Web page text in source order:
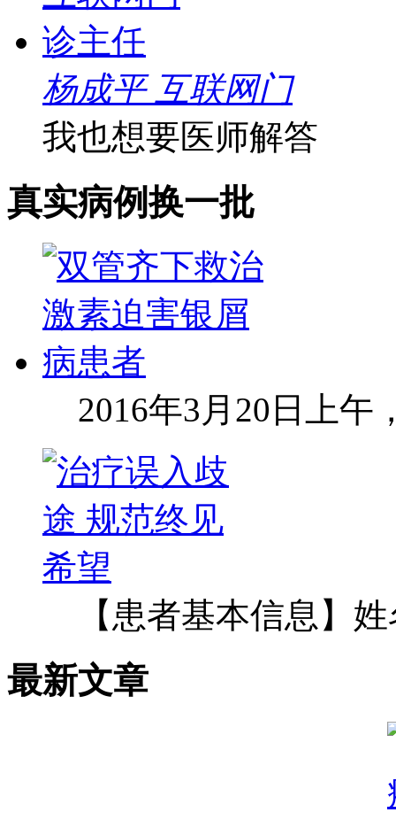
杨成平 互联网门
我也想要医师解答
真实病例换一批
2016年3月20日上午
【患者基本信息】
最新文章